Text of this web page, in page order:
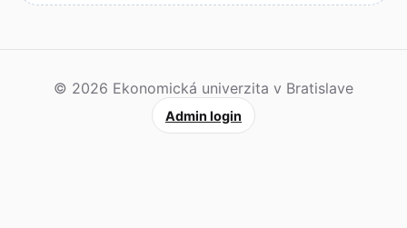
© 2026 Ekonomická univerzita v Bratislave
Admin login